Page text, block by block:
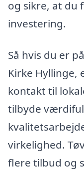
og sikre, at du
investering.
Så hvis du er
Kirke Hyllinge,
kontakt til
tilbyde
virkelighed.
flere tilbud og